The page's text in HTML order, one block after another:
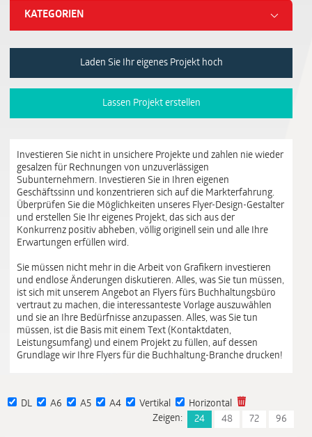
KATEGORIEN
Laden Sie Ihr eigenes Projekt hoch
Lassen Projekt erstellen
Investieren Sie nicht in unsichere Projekte und zahlen nie wieder
gesalzen für Rechnungen von unzuverlässigen
Subunternehmern. Investieren Sie in Ihren eigenen
Geschäftssinn und konzentrieren sich auf die Markterfahrung.
Überprüfen Sie die Möglichkeiten unseres Flyer-Design-Gestalter
und erstellen Sie Ihr eigenes Projekt, das sich aus der
Konkurrenz positiv abheben, völlig originell sein und alle Ihre
Erwartungen erfüllen wird.
Sie müssen nicht mehr in die Arbeit von Grafikern investieren
und endlose Änderungen diskutieren. Alles, was Sie tun müssen,
ist sich mit unserem Angebot an Flyers fürs Buchhaltungsbüro
vertraut zu machen, die interessanteste Vorlage auszuwählen
und sie an Ihre Bedürfnisse anzupassen. Alles, was Sie tun
müssen, ist die Basis mit einem Text (Kontaktdaten,
Leistungsumfang) und einem Projekt zu füllen, auf dessen
Grundlage wir Ihre Flyers für die Buchhaltung-Branche drucken!
DL A6 A5 A4 Vertikal
Horizontal
Zeigen:
24 48 72 96